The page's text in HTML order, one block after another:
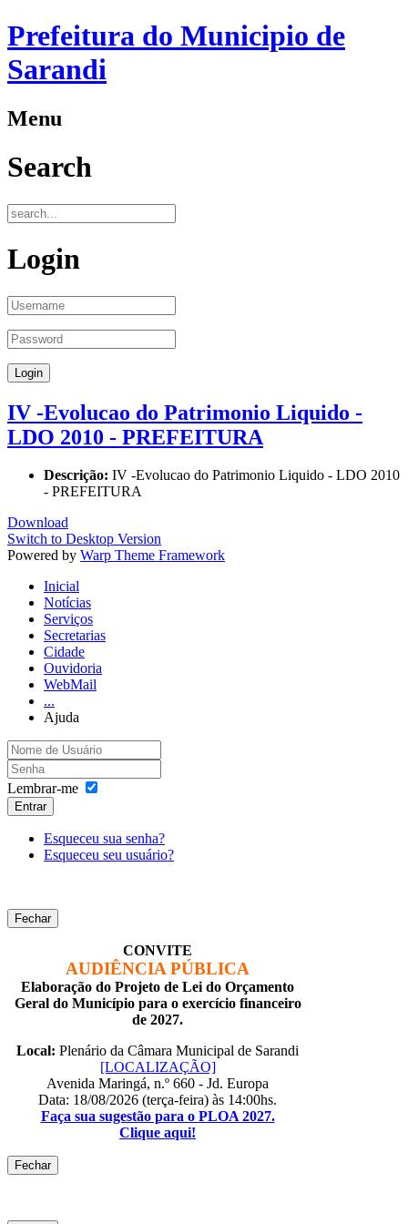
Prefeitura do Municipio de
Sarandi
Menu
Search
Login
IV -Evolucao do Patrimonio Liquido -
LDO 2010 - PREFEITURA
Descrição: IV -Evolucao do Patrimonio Liquido - LDO 2010
- PREFEITURA
Download
Switch to Desktop Version
Powered by Warp Theme Framework
Inicial
Notícias
Serviços
Secretarias
Cidade
Ouvidoria
WebMail
...
Ajuda
Lembrar-me
Entrar
Esqueceu sua senha?
Esqueceu seu usuário?
Fechar
CONVITE
AUDIÊNCIA PÚBLICA
Elaboração do Projeto de Lei do Orçamento
Geral do Município para o exercício financeiro
de 2027.
Local: Plenário da Câmara Municipal de Sarandi
[LOCALIZAÇÃO]
Avenida Maringá, n.º 660 - Jd. Europa
Data: 18/08/2026 (terça-feira) às 14:00hs.
Faça sua sugestão para o PLOA 2027.
Clique aqui!
Fechar